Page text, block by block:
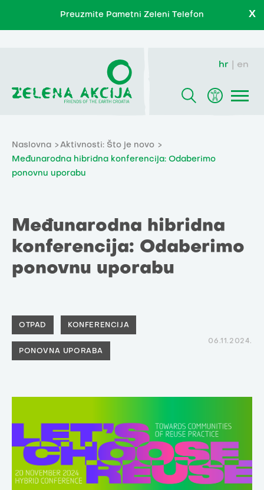
Preuzmite Pametni Zeleni Telefon X
hr en
Naslovna
Aktivnosti: Što je novo
Međunarodna hibridna konferencija: Odaberimo
ponovnu uporabu
Međunarodna hibridna
konferencija: Odaberimo
ponovnu uporabu
OTPAD KONFERENCIJA
PONOVNA UPORABA
06.11.2024.